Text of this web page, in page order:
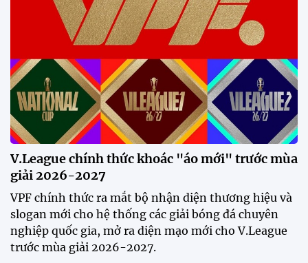
V.League chính thức khoác "áo mới" trước mùa
giải 2026-2027
VPF chính thức ra mắt bộ nhận diện thương hiệu và
slogan mới cho hệ thống các giải bóng đá chuyên
nghiệp quốc gia, mở ra diện mạo mới cho V.League
trước mùa giải 2026-2027.